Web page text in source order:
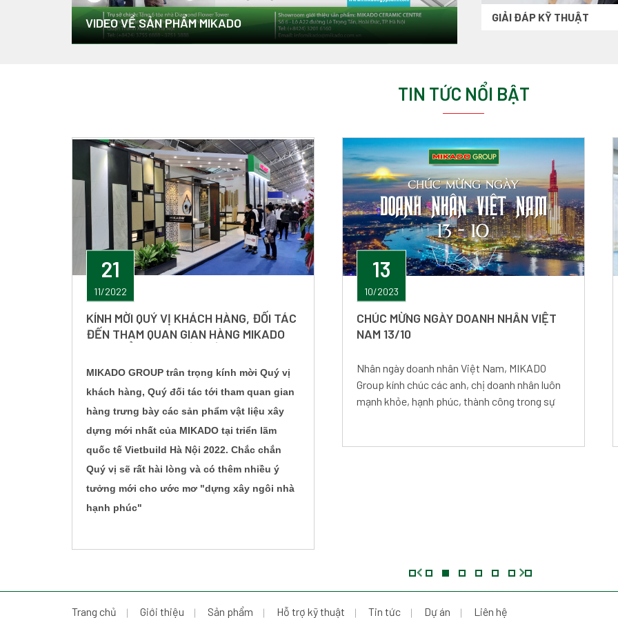
VIDEO VỀ SẢN PHẨM MIKADO GIẢI ĐÁP KỸ THUẬT
TIN TỨC NỔI BẬT
21
11/2022
KÍNH MỜI QUÝ VỊ KHÁCH HÀNG, ĐỐI TÁC
ĐẾN THAM QUAN GIAN HÀNG MIKADO
NỘI 2022
MIKADO GROUP trân trọng kính mời Quý vị
khách hàng, Quý đối tác tới tham quan gian
hàng trưng bày các sản phẩm vật liệu xây
dựng mới nhất của MIKADO tại triển lãm
quốc tế Vietbuild Hà Nội 2022. Chắc chắn
Quý vị sẽ rất hài lòng và có thêm nhiều ý
tưởng mới cho ước mơ "dựng xây ngôi nhà
hạnh phúc"
13
10/2023
CHÚC MỪNG NGÀY DOANH NHÂN VIỆT
NAM 13/10
Nhân ngày doanh nhân Việt Nam, MIKADO
Group kính chúc các anh, chị doanh nhân luôn
mạnh khỏe, hạnh phúc, thành công trong sự
Trang chủ Giới thiệu Sản phẩm Hỗ trợ kỹ thuật Tin tức Dự án Liên hệ